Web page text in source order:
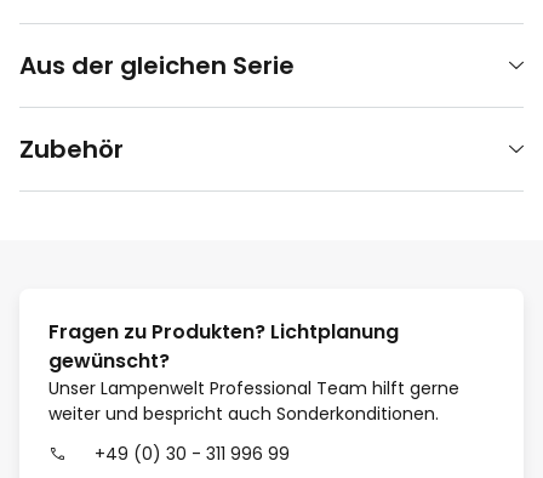
Aus der gleichen Serie
Zubehör
Fragen zu Produkten? Lichtplanung
gewünscht?
Unser Lampenwelt Professional Team hilft gerne
weiter und bespricht auch Sonderkonditionen.
+49 (0) 30 - 311 996 99